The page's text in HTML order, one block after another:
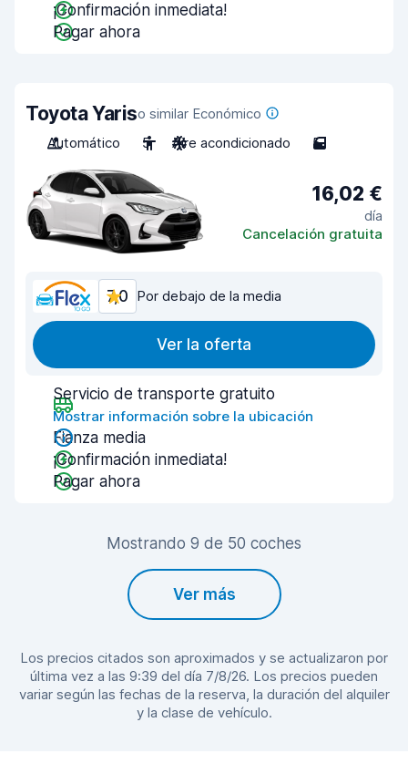
¡Confirmación inmediata!
Pagar ahora
Toyota Yariso similar Económico
Automático
5 Aire acondicionado 5
16,02 €
día
Cancelación gratuita
7,0 Por debajo de la media
Ver la oferta
Servicio de transporte gratuito
Mostrar información sobre la ubicación
Fianza media
¡Confirmación inmediata!
Pagar ahora
Mostrando 9 de 50 coches
Ver más
Los precios citados son aproximados y se actualizaron por
última vez a las 9:39 del día 7/8/26. Los precios pueden
variar según las fechas de la reserva, la duración del alquiler
y la clase de vehículo.